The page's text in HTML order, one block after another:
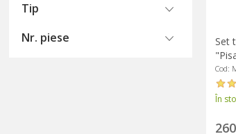
Tip
Nr. piese
Set
Cod:
În